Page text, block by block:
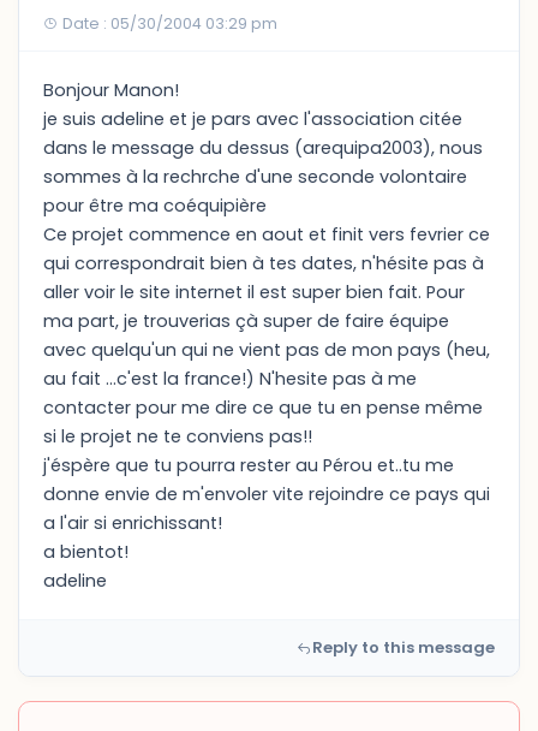
Date : 05/30/2004 03:29 pm
Bonjour Manon!
je suis adeline et je pars avec l'association citée
dans le message du dessus (arequipa2003), nous
sommes à la rechrche d'une seconde volontaire
pour être ma coéquipière
Ce projet commence en aout et finit vers fevrier ce
qui correspondrait bien à tes dates, n'hésite pas à
aller voir le site internet il est super bien fait. Pour
ma part, je trouverias çà super de faire équipe
avec quelqu'un qui ne vient pas de mon pays (heu,
au fait ...c'est la france!) N'hesite pas à me
contacter pour me dire ce que tu en pense même
si le projet ne te conviens pas!!
j'éspère que tu pourra rester au Pérou et..tu me
donne envie de m'envoler vite rejoindre ce pays qui
a l'air si enrichissant!
a bientot!
adeline
Reply to this message